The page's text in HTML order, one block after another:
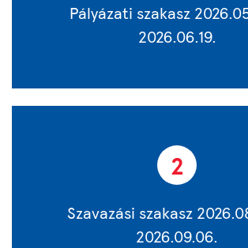
Pályázati szakasz
2026.06.19.
2
Szavazási szakasz
2026.09.06.